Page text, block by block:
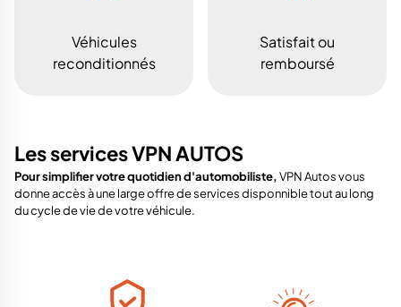
Véhicules
reconditionnés
Satisfait ou
remboursé
Les services VPN AUTOS
Pour simplifier votre quotidien d'automobiliste,VPN Autos vous
donne accès à une large offre de services disponnible tout au long
du cycle de vie de votre véhicule.